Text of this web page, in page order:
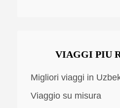
VIAGGI PIU
Migliori viaggi in
Viaggio su misura